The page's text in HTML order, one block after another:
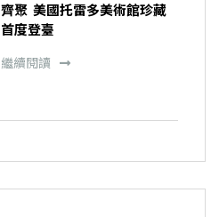
齊聚 美國托雷多美術館珍藏
首度登臺
繼續閱讀